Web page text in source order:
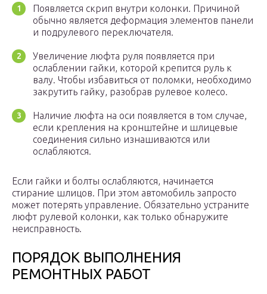
Появляется скрип внутри колонки. Причиной
обычно является деформация элементов панели
и подрулевого переключателя.
Увеличение люфта руля появляется при
ослаблении гайки, которой крепится руль к
валу. Чтобы избавиться от поломки, необходимо
закрутить гайку, разобрав рулевое колесо.
Наличие люфта на оси появляется в том случае,
если крепления на кронштейне и шлицевые
соединения сильно изнашиваются или
ослабляются.
Если гайки и болты ослабляются, начинается
стирание шлицов. При этом автомобиль запросто
может потерять управление. Обязательно устраните
люфт рулевой колонки, как только обнаружите
неисправность.
ПОРЯДОК ВЫПОЛНЕНИЯ
РЕМОНТНЫХ РАБОТ